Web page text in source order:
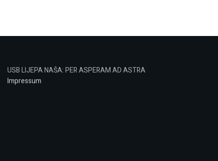
USB LIJEPA NAŠA: PER ASPERAM AD ASTRA
Impressum